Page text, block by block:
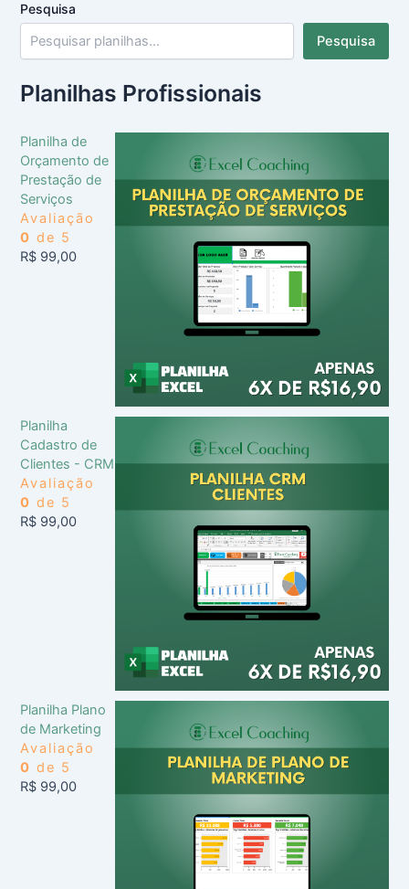
Pesquisa
Pesquisa
Planilhas Profissionais
Planilha de
Orçamento de
Prestação de
Serviços
Avaliação
0 de 5
R$ 99,00
Planilha
Cadastro de
Clientes - CRM
Avaliação
0 de 5
R$ 99,00
Planilha Plano
de Marketing
Avaliação
0 de 5
R$ 99,00